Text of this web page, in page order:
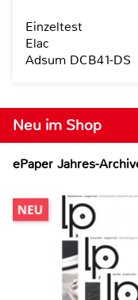
Neu im Shop
ePaper Jahres-
Einzeltest
Elac
Adsum DCB41-DS